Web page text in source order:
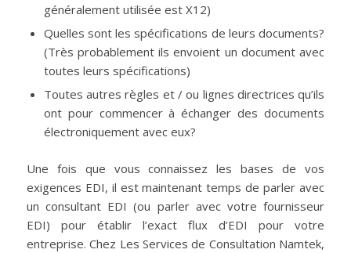
généralement utilisée est X12)
Quelles sont les spécifications de leurs documents?
(Très probablement ils envoient un document avec
toutes leurs spécifications)
Toutes autres règles et / ou lignes directrices qu’ils
ont pour commencer à échanger des documents
électroniquement avec eux?
Une fois que vous connaissez les bases de vos
exigences EDI, il est maintenant temps de parler avec
un consultant EDI (ou parler avec votre fournisseur
EDI) pour établir l’exact flux d’EDI pour votre
entreprise. Chez Les Services de Consultation Namtek,